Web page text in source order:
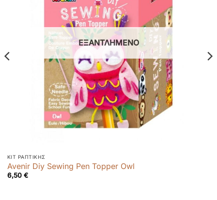
ΕΞΑΝΤΛΗΜΈΝΟ
ΚΙΤ ΡΑΠΤΙΚΉΣ
Avenir Diy Sewing Pen Topper Owl
6,50 €